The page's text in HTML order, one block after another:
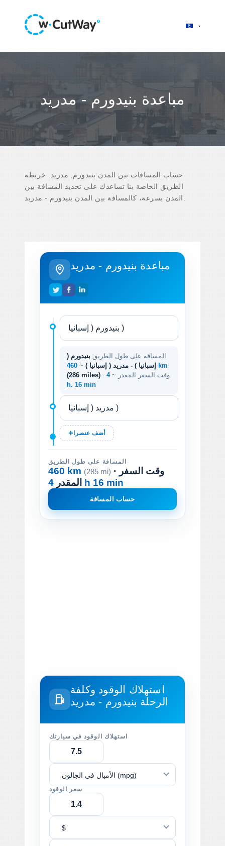
مباعدة بنيدورم - مدريد
حساب المسافات بين المدن بنيدورم, مدريد. خريطة
الطريق الخاصة بنا تساعدك على تحديد المسافة بين
مباعدة بنيدورم - مدريد
المسافة على طول الطريق بنيدورم (
إسبانيا ) - مدريد ( إسبانيا ) ~
460 km
(286 miles)
. وقت السفر المقدر ~4
h. 16 min
أضف عنصرا
المسافة على طول الطريق
460 km (285 mi) · وقت السفر
المقدر 4 h 16 min
حساب المسافة
استهلاك الوقود وكلفة
الرحلة بنيدورم - مدريد
استهلاك الوقود في سيارتك
الأميال في الجالون (mpg)
سعر الوقود
$